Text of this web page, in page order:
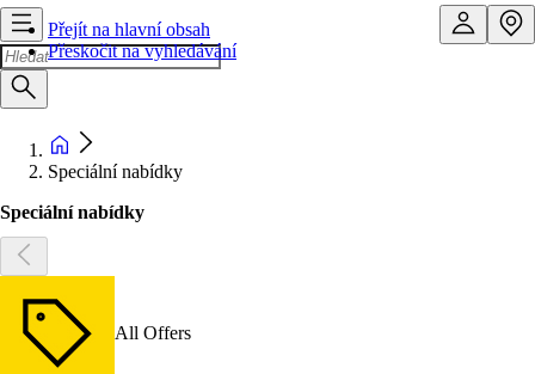
Přejít na hlavní obsah
Přeskočit na vyhledávání
Speciální nabídky
Speciální nabídky
All Offers